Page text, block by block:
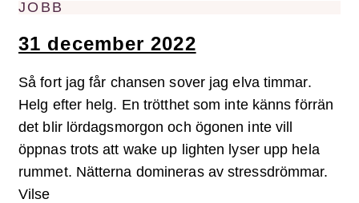
JOBB
31 december 2022
Så fort jag får chansen sover jag elva timmar.
Helg efter helg. En trötthet som inte känns förrän
det blir lördagsmorgon och ögonen inte vill
öppnas trots att wake up lighten lyser upp hela
rummet. Nätterna domineras av stressdrömmar.
Vilse